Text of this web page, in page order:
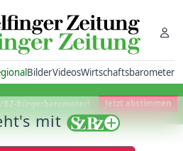
BilderVideosWirtschaftsbarometer
BZ-Bürgerbarometer! Jetzt abstimmen
mit